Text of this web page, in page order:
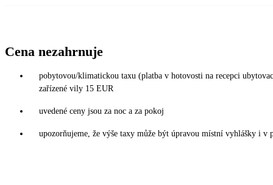
Cena nezahrnuje
pobytovou/klimatickou taxu (platba v hotovosti na recepci
zařízené vily 15 EUR
uvedené ceny jsou za noc a za pokoj
upozorňujeme, že výše taxy může být úpravou místní vyhlášky i